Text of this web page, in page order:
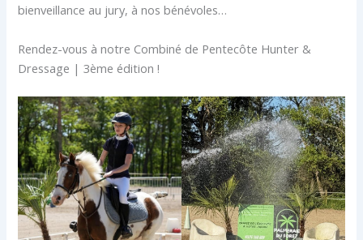
bienveillance au jury, à nos bénévoles…
Rendez-vous à notre Combiné de Pentecôte Hunter &
Dressage | 3ème édition !